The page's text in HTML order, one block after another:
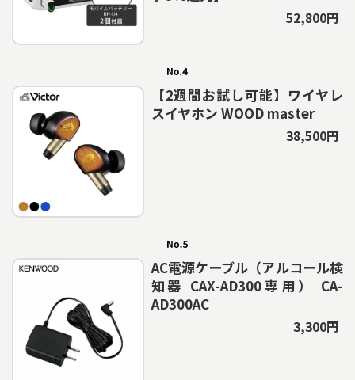
52,800円
【2週間お試し可能】ワイヤレ
スイヤホン WOOD master
38,500円
AC電源ケーブル（アルコール検
知器 CAX-AD300専用） CA-
AD300AC
3,300円